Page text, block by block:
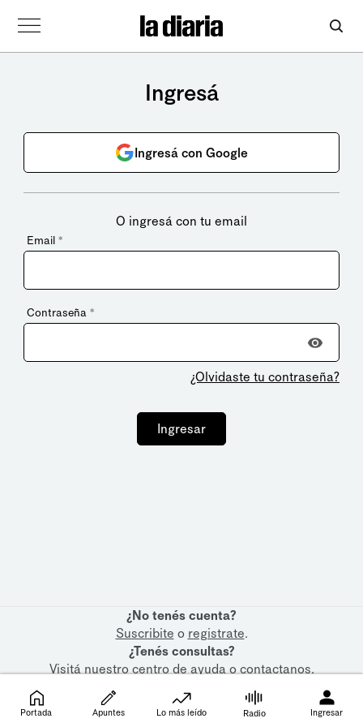
Ingresá
Ingresá con Google
O ingresá con tu email
Email *
Contraseña *
¿Olvidaste tu contraseña?
Ingresar
¿No tenés cuenta?
Suscribite o registrate.
¿Tenés consultas?
Visitá nuestrocentro de ayudaocontactanos.
Portada Apuntes Lo más leído Radio Ingresar